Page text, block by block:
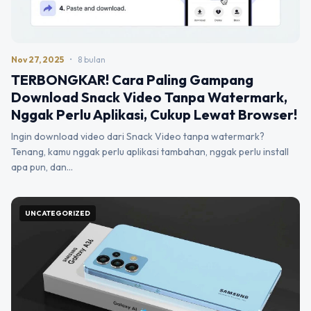
Nov 27, 2025 • 8 bulan
TERBONGKAR! Cara Paling Gampang
Download Snack Video Tanpa Watermark,
Nggak Perlu Aplikasi, Cukup Lewat Browser!
Ingin download video dari Snack Video tanpa watermark?
Tenang, kamu nggak perlu aplikasi tambahan, nggak perlu install
apa pun, dan…
UNCATEGORIZED